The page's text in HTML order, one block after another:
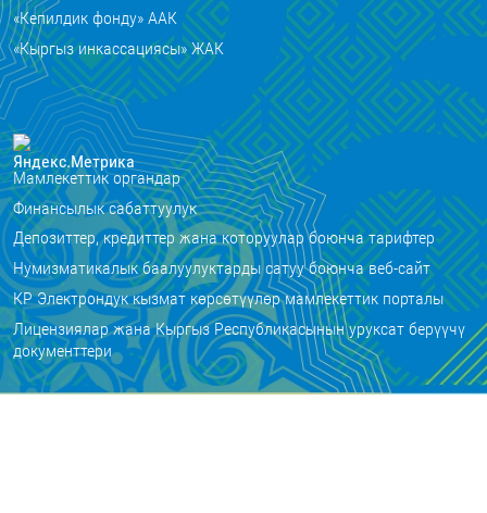
«Кепилдик фонду» ААК
«Кыргыз инкассациясы» ЖАК
Мамлекеттик органдар
Финансылык сабаттуулук
Депозиттер, кредиттер жана которуулар боюнча тарифтер
Нумизматикалык баалуулуктарды сатуу боюнча веб-сайт
КР Электрондук кызмат көрсөтүүлөр мамлекеттик порталы
Лицензиялар жана Кыргыз Республикасынын уруксат берүүчү
документтери